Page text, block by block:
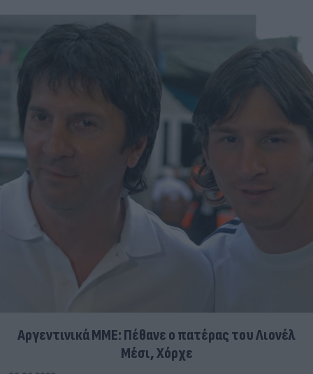
Αργεντινικά ΜΜΕ: Πέθανε ο πατέρας του Λιονέλ
Μέσι, Χόρχε